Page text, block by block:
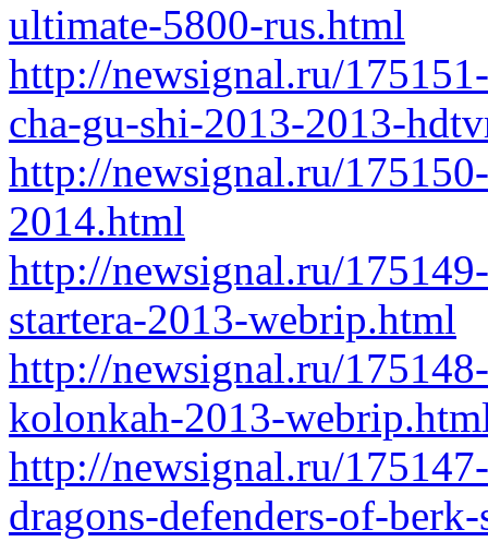
ultimate-5800-rus.html
http://newsignal.ru/
cha-gu-shi-2013-2013-
http://newsignal.ru/
2014.html
http://newsignal.ru/
startera-2013-webrip.html
http://newsignal.ru/
kolonkah-2013-
http://newsignal.ru/
dragons-defenders-of-